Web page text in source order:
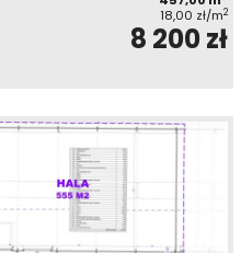
18,00 zł/m2
8 200 zł